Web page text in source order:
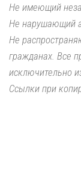
Не имеющий
Не нарушающий
Не
гражданах. Все
исключительно
Ссылки при